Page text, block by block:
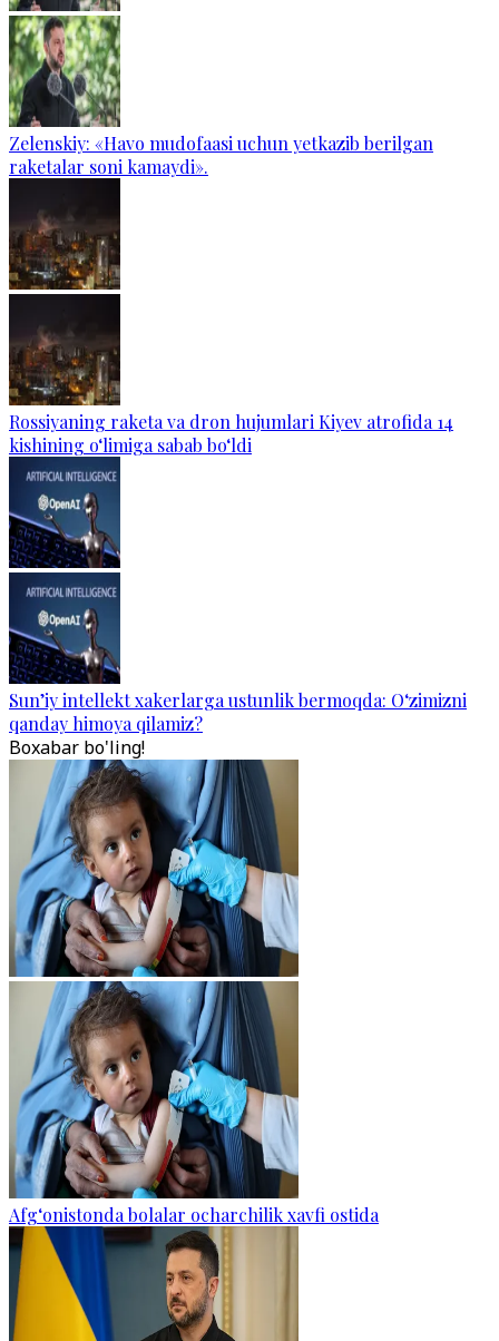
Zelenskiy: «Havo mudofaasi uchun yetkazib berilgan
raketalar soni kamaydi».
Rossiyaning raketa va dron hujumlari Kiyev atrofida 14
kishining o‘limiga sabab bo‘ldi
Sun’iy intellekt xakerlarga ustunlik bermoqda: O‘zimizni
qanday himoya qilamiz?
Boxabar bo'ling!
Afg‘onistonda bolalar ocharchilik xavfi ostida